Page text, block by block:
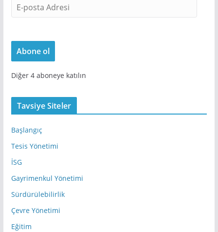
-
o
t
a
d
r
Abone ol
Diğer 4 aboneye katılın
Tavsiye Siteler
Başlangıç
Tesis Yönetimi
İSG
Gayrimenkul Yönetimi
Sürdürülebilirlik
Çevre Yönetimi
Eğitim